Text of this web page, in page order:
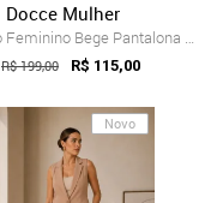
Docce Mulher
Conjunto Feminino Bege Pantalona e Blusa...
R$ 199,00 R$ 115,00
Novo